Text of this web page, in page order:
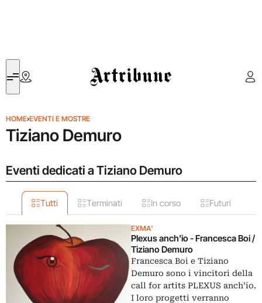
Artribune
HOME›EVENTI E MOSTRE
Tiziano Demuro
Eventi dedicati a Tiziano Demuro
Tutti Terminati In corso Futuri
EXMA'
Plexus anch'io - Francesca Boi /
Tiziano Demuro
Francesca Boi e Tiziano
Demuro sono i vincitori della
call for artits PLEXUS anch’io.
I loro progetti verranno